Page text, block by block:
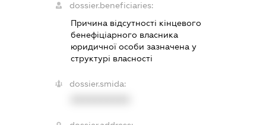
dossier.beneficiaries:
Причина відсутності кінцевого
бенефіціарного власника
юридичної особи зазначена у
структурі власності
dossier.smida: